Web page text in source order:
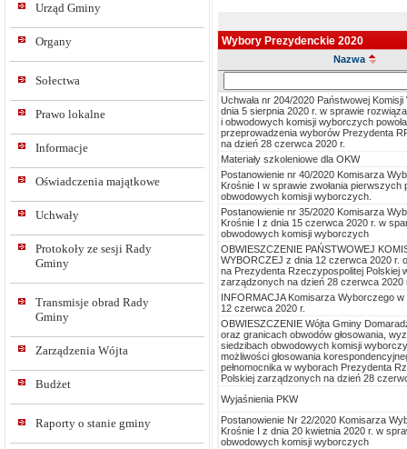
Urząd Gminy
Organy
Sołectwa
Prawo lokalne
Informacje
Oświadczenia majątkowe
Uchwały
Protokoły ze sesji Rady
Gminy
Transmisje obrad Rady
Gminy
Zarządzenia Wójta
Budżet
Raporty o stanie gminy
Wybory Prezydenckie 2020
Nazwa
w
tresc_tytul
Uchwała nr 204/2020 Państwowej
dnia 5 sierpnia 2020 r. w sprawie
i obwodowych komisji wyborczych
przeprowadzenia wyborów Prezydenta
na dzień 28 czerwca 2020 r.
Materiały szkoleniowe dla OKW
Postanowienie nr 40/2020 Komisarza
Krośnie I w sprawie zwołania pierwszych
obwodowych komisji wyborczych.
Postanowienie nr 35/2020 Komisarza
Krośnie I z dnia 15 czerwca 2020 r. w
obwodowych komisji wyborczych
OBWIESZCZENIE PAŃSTWOWEJ
WYBORCZEJ z dnia 12 czerwca 2020 r.
na Prezydenta Rzeczypospolitej Polskiej
zarządzonych na dzień 28 czerwca 2020
INFORMACJA Komisarza Wyborczego w
12 czerwca 2020 r.
OBWIESZCZENIE Wójta Gminy
oraz granicach obwodów głosowania,
siedzibach obwodowych komisji
możliwości głosowania
pełnomocnika w wyborach Prezydenta
Polskiej zarządzonych na dzień 28
Wyjaśnienia PKW
Postanowienie Nr 22/2020 Komisarza
Krośnie I z dnia 20 kwietnia 2020 r. w
obwodowych komisji wyborczych